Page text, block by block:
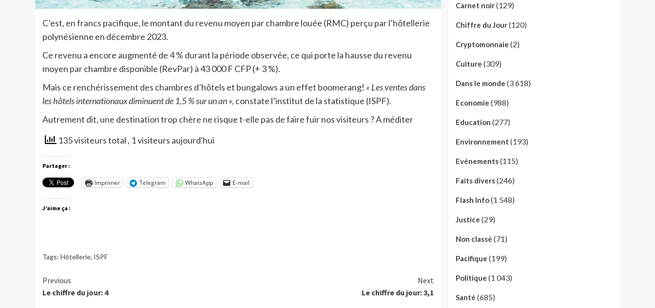
C’est, en francs pacifique, le montant du revenu moyen par chambre louée (RMC) perçu par l’hôtellerie
polynésienne en décembre 2023.
Ce revenu a encore augmenté de 4 % durant la période observée, ce qui porte la hausse du revenu
moyen par chambre disponible (RevPar) à 43 000 F CFP (+ 3 %).
Mais ce renchérissement des chambres d’hôtels et bungalows a un effet boomerang! « Les ventes dans
les hôtels internationaux diminuent de 1,5 % sur un an », constate l’institut de la statistique (ISPF).
Autrement dit, une destination trop chère ne risque t-elle pas de faire fuir nos visiteurs ? A méditer
135 visiteurs total , 1 visiteurs aujourd'hui
Partager :
Imprimer Telegram WhatsApp E-mail
J’aime ça :
Tags: Hôtellerie, ISPF
Continue
Reading
Previous
Le chiffre du jour: 4
Next
Le chiffre du jour: 3,1
Carnet noir(129)
Chiffre du Jour(120)
Cryptomonnaie (2)
Culture (309)
Dans le monde (3 618)
Economie (988)
Education (277)
Environnement (193)
Evénements(115)
Faits divers(246)
Flash Info(1 548)
Justice (29)
Non classé (71)
Pacifique (199)
Politique (1 043)
Santé (685)